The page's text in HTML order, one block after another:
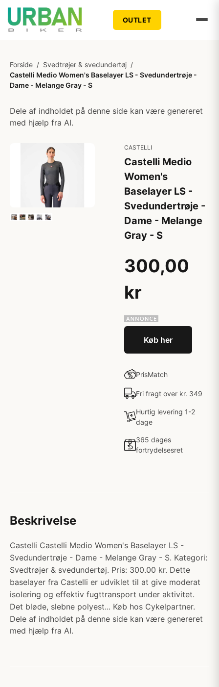
OUTLET
Forside / Svedtrøjer & svedundertøj /
Castelli Medio Women's Baselayer LS - Svedundertrøje -
Dame - Melange Gray - S
Dele af indholdet på denne side kan være genereret
med hjælp fra AI.
CASTELLI
Castelli Medio
Women's
Baselayer LS -
Svedundertrøje -
Dame - Melange
Gray - S
300,00
kr
Køb her
PrisMatch
Fri fragt over kr. 349
Hurtig levering 1-2
dage
365 dages
fortrydelsesret
Beskrivelse
Castelli Castelli Medio Women's Baselayer LS -
Svedundertrøje - Dame - Melange Gray - S. Kategori:
Svedtrøjer & svedundertøj. Pris: 300.00 kr. Dette
baselayer fra Castelli er udviklet til at give moderat
isolering og effektiv fugttransport under aktivitet.
Det bløde, slebne polyest... Køb hos Cykelpartner.
Dele af indholdet på denne side kan være genereret
med hjælp fra AI.